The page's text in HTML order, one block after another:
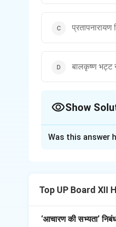
प्रतापनारायण
बालकृष्ण भट्ट
Show
सुधारवादी विचारों
Download
Was this answer
Top UP Board XII
‘आचारण की सभ्यता’